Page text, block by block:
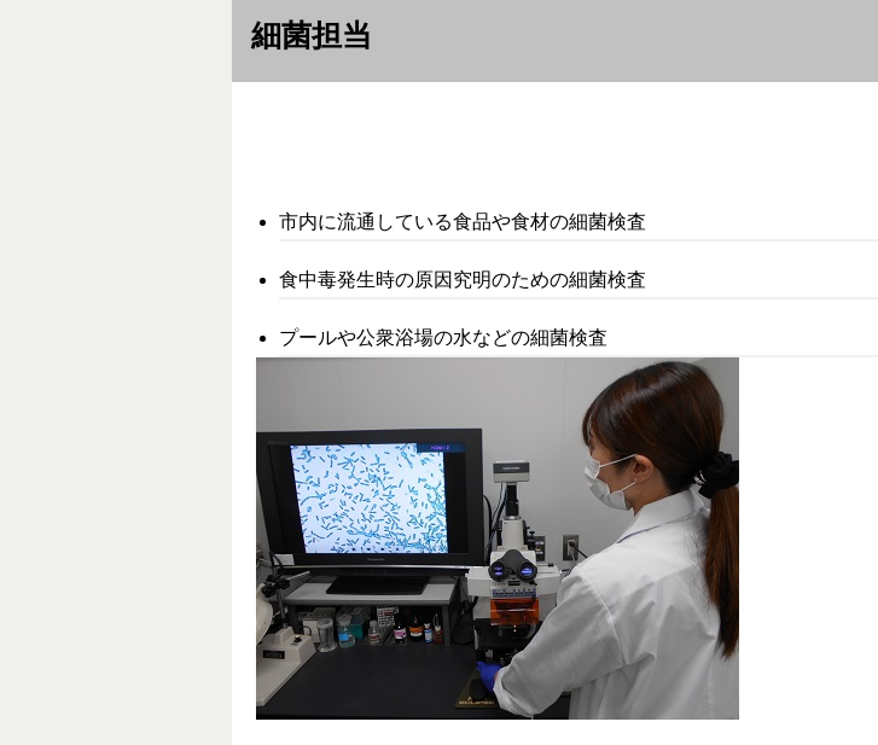
細菌担当
市内に流通している食品や食材の細菌検査
食中毒発生時の原因究明のための細菌検査
プールや公衆浴場の水などの細菌検査